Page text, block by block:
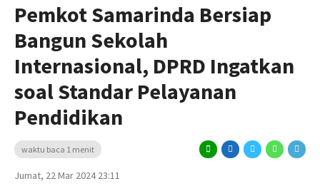
Pemkot Samarinda Bersiap
Bangun Sekolah
Internasional, DPRD Ingatkan
soal Standar Pelayanan
Pendidikan
waktu baca 1 menit
Jumat, 22 Mar 2024 23:11